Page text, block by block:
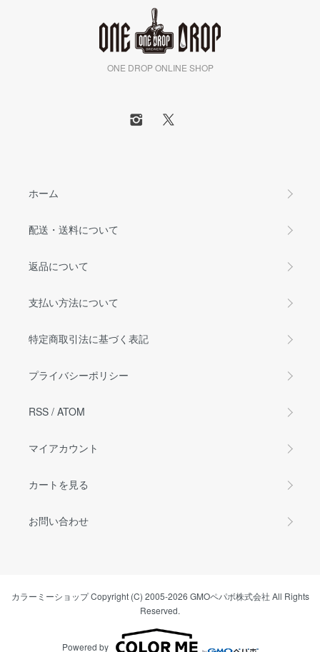
ONE DROP ONLINE SHOP
ホーム
配送・送料について
返品について
支払い方法について
特定商取引法に基づく表記
プライバシーポリシー
RSS / ATOM
マイアカウント
カートを見る
お問い合わせ
カラーミーショップCopyright (C) 2005-2026 GMOペパボ株式会社 All Rights
Reserved.
Powered by